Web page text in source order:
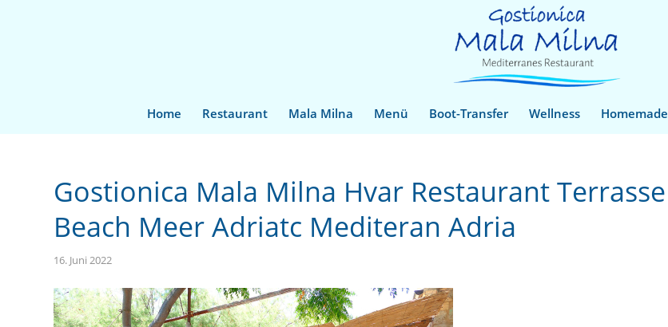
Home Restaurant Mala Milna Menü Boot-Transfer Wellness Homemade
Gostionica Mala Milna Hvar Restaurant Terrasse
Beach Meer Adriatc Mediteran Adria
16. Juni 2022